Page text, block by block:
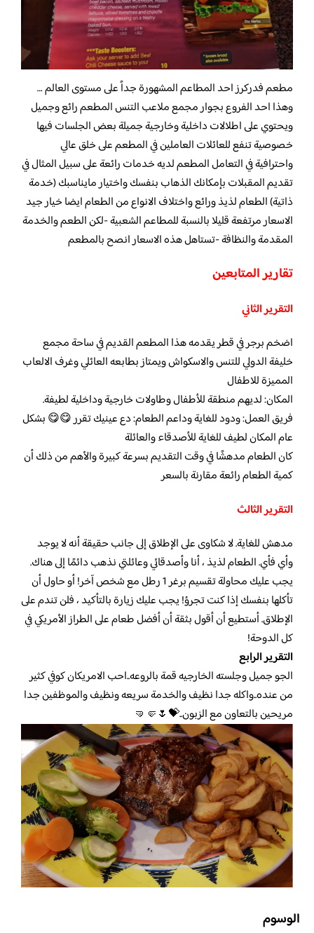
مطعم فدركرز احد المطاعم المشهورة جداً على مستوى العالم …
وهذا احد الفروع بجوار مجمع ملاعب التنس المطعم رائع وجميل
ويحتوي على اطلالات داخلية وخارجية جميلة بعض الجلسات فيها
خصوصية تنفع للعائلات العاملين في المطعم على خلق عالي
واحترافية في التعامل المطعم لديه خدمات رائعة على سبيل المثال في
تقديم المقبلات بإمكانك الذهاب بنفسك واختيار مايناسبك (خدمة
ذاتية) الطعام لذيذ ورائع واختلاف الانواع من الطعام ايضا خيار جيد
الاسعار مرتفعة قليلا بالنسبة للمطاعم الشعبية -لكن الطعم والخدمة
المقدمة والنظافة -تستاهل هذه الاسعار انصح بالمطعم
تقارير المتابعين
التقرير الثاني
اضخم برجر في قطر يقدمه هذا المطعم القديم في ساحة مجمع
خليفة الدولي للتنس والاسكواش ويمتاز بطابعه العائلي وغرف الالعاب
المميزة للاطفال
المكان: لديهم منطقة للأطفال وطاولات خارجية وداخلية لطيفة.
فريق العمل: ودود للغاية وداعم الطعام: دع عينيك تقرر 😋😋 بشكل
عام المكان لطيف للغاية للأصدقاء والعائلة
كان الطعام مدهشًا في وقت التقديم بسرعة كبيرة والأهم من ذلك أن
كمية الطعام رائعة مقارنة بالسعر
التقرير الثالث
مدهش للغاية. لا شكاوى على الإطلاق إلى جانب حقيقة أنه لا يوجد
وأي فأي. الطعام لذيذ ، أنا وأصدقائي وعائلتي نذهب دائمًا إلى هناك.
يجب عليك محاولة تقسيم برغر 1 رطل مع شخص آخر! أو حاول أن
تأكلها بنفسك إذا كنت تجرؤ! يجب عليك زيارة بالتأكيد ، فلن تندم على
الإطلاق. أستطيع أن أقول بثقة أن أفضل طعام على الطراز الأمريكي في
كل الدوحة!
التقرير الرابع
الجو جميل وجلسته الخارجيه قمة بالروعه..احب الامريكان كوفي كثير
من عنده..واكله جدا نظيف والخدمة سريعه ونظيف والموظفين جدا
مريحين بالتعاون مع الزبون..💝🌷🤛🤜
الوسوم